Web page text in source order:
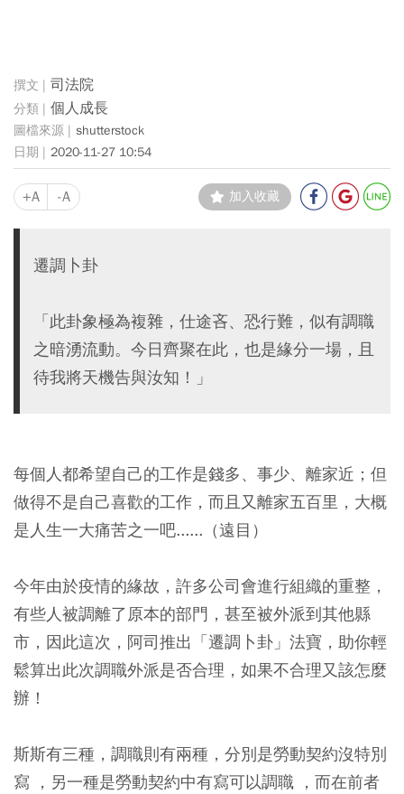
司法院
個人成長
shutterstock
2020-11-27 10:54
+A -A 加入收藏
遷調卜卦
「此卦象極為複雜，仕途吝、恐行難，似有調職
之暗湧流動。今日齊聚在此，也是緣分一場，且
待我將天機告與汝知！」
每個人都希望自己的工作是錢多、事少、離家近；但
做得不是自己喜歡的工作，而且又離家五百里，大概
是人生一大痛苦之一吧......（遠目）
今年由於疫情的緣故，許多公司會進行組織的重整，
有些人被調離了原本的部門，甚至被外派到其他縣
市，因此這次，阿司推出「遷調卜卦」法寶，助你輕
鬆算出此次調職外派是否合理，如果不合理又該怎麼
辦！
斯斯有三種，調職則有兩種，分別是勞動契約沒特別
寫 ，另一種是勞動契約中有寫可以調職 ，而在前者